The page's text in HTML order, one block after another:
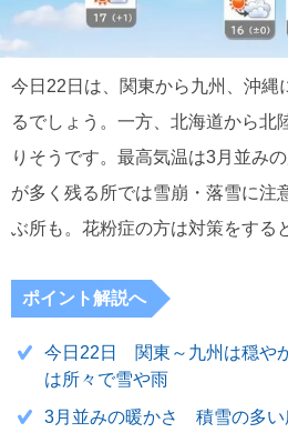
今日22日は、関東から九州、沖縄
るでしょう。一方、北海道から北
りそうです。最高気温は3月並み
が多く残る所では雪崩・落雪に注
ぶ所も。花粉症の方は対策をする
ポイント解説へ
今日22日 関東～九州は穏や
は所々で雪や雨
3月並みの暖かさ 積雪の多い